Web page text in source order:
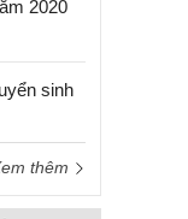
2020
sinh
thêm